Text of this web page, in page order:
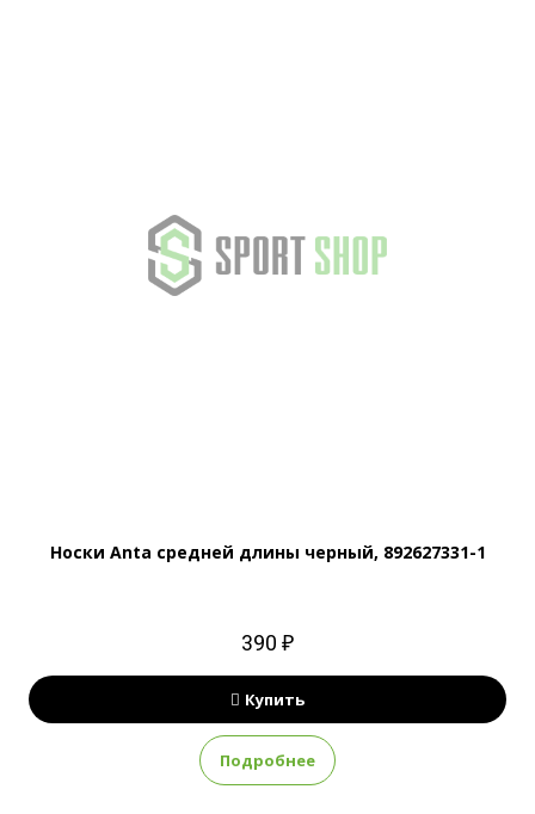
Носки Anta средней длины черный, 892627331-1
390 ₽
Купить
Подробнее